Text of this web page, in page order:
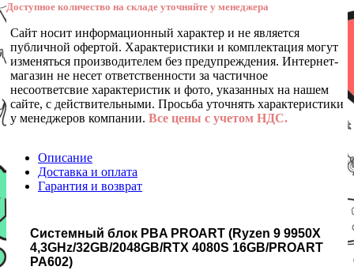
Доступное количество на складе уточняйте у менеджера
Сайт носит информационный характер и не является
публичной офертой. Характеристики и комплектация могут
изменяться производителем без предупреждения. Интернет-
магазин не несет ответственности за частичное
несоответсвие характеристик и фото, указанных на нашем
сайте, с действительными. Просьба уточнять характеристики
у менеджеров компании. Все цены с учетом НДС.
Описание
Доставка и оплата
Гарантия и возврат
Системный блок PBA PROART (Ryzen 9 9950X
4,3GHz/32GB/2048GB/RTX 4080S 16GB/PROART
PA602)